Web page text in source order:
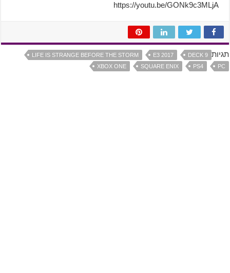
https://youtu.be/GONk9c3MLjA
תגיות DECK 9
E3 2017
LIFE IS STRANGE BEFORE THE STORM
PC
PS4
SQUARE ENIX
XBOX ONE